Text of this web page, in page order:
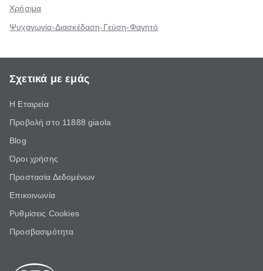
Χρήσιμα
Ψυχαγωγία-Διασκέδαση-Γεύση-Φαγητό
Σχετικά με εμάς
Η Εταιρεία
Προβολή στο 11888 giaola
Blog
Όροι χρήσης
Προστασία Δεδομένων
Επικοινωνία
Ρυθμίσεις Cookies
Προσβασιμότητα